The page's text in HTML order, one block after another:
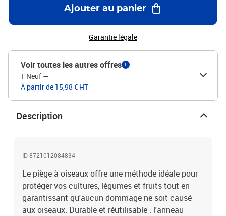
licence ou d'une exemption. Il est important de respecter toutes les
lois locales, régionales et nationales concernant l'utilisation de ce
produit.Couleur : vertMatériau : acier étiré à froid,
polyéthylèneDimensions : 22 x 20 x 2,5 cm (L x l x H)Taille du trou
Ajouter au panier
Garantie légale
Voir toutes les autres offres 1
1 Neuf —
À partir de 15,98 € HT
Description
ID 8721012084834
Le piège à oiseaux offre une méthode idéale pour
protéger vos cultures, légumes et fruits tout en
garantissant qu'aucun dommage ne soit causé
aux oiseaux. Durable et réutilisable : l'anneau